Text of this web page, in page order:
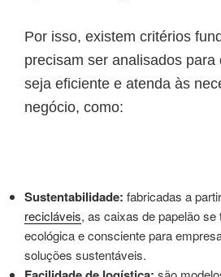
Por isso, existem critérios
precisam ser analisados para
seja eficiente e atenda às
negócio, como:
Sustentabilidade: fabricadas a
recicláveis, as caixas de papelão
ecológica e consciente para
soluções sustentáveis.